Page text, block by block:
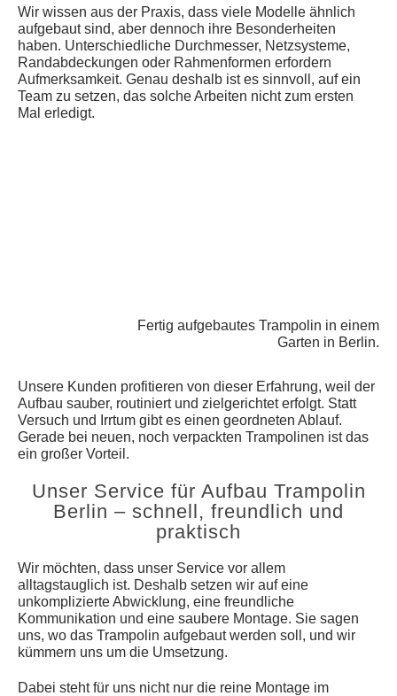
Wir wissen aus der Praxis, dass viele Modelle ähnlich
aufgebaut sind, aber dennoch ihre Besonderheiten
haben. Unterschiedliche Durchmesser, Netzsysteme,
Randabdeckungen oder Rahmenformen erfordern
Aufmerksamkeit. Genau deshalb ist es sinnvoll, auf ein
Team zu setzen, das solche Arbeiten nicht zum ersten
Mal erledigt.
Fertig aufgebautes Trampolin in einem
Garten in Berlin.
Unsere Kunden profitieren von dieser Erfahrung, weil der
Aufbau sauber, routiniert und zielgerichtet erfolgt. Statt
Versuch und Irrtum gibt es einen geordneten Ablauf.
Gerade bei neuen, noch verpackten Trampolinen ist das
ein großer Vorteil.
Unser Service für Aufbau Trampolin
Berlin – schnell, freundlich und
praktisch
Wir möchten, dass unser Service vor allem
alltagstauglich ist. Deshalb setzen wir auf eine
unkomplizierte Abwicklung, eine freundliche
Kommunikation und eine saubere Montage. Sie sagen
uns, wo das Trampolin aufgebaut werden soll, und wir
kümmern uns um die Umsetzung.
Dabei steht für uns nicht nur die reine Montage im